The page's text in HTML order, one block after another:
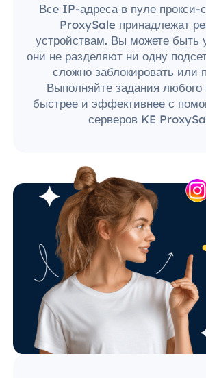
Все IP-адреса в пуле прокси-
ProxySale принадлежат
устройствам. Вы можете быть
они не разделяют ни одну
сложно заблокировать или
Выполняйте задания
быстрее и эффективнее с
серверов KE